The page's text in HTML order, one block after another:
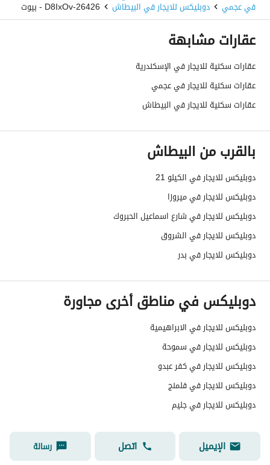
في عجمي دوبليكس للايجار في البيطاش 26426-D8IxOv - بيوت
عقارات مشابهة
عقارات سكنية للايجار في الإسكندرية
عقارات سكنية للايجار في عجمي
عقارات سكنية للايجار في البيطاش
بالقرب من البيطاش
دوبليكس للايجار في الكيلو 21
دوبليكس للايجار في ميروزا
دوبليكس للايجار في شارع اسماعيل الحبروك
دوبليكس للايجار في الشروق
دوبليكس للايجار في بدر
دوبليكس في مناطق أخرى مجاورة
دوبليكس للايجار في الابراهيمية
دوبليكس للايجار في سموحة
دوبليكس للايجار في كفر عبدو
دوبليكس للايجار في فلمنج
دوبليكس للايجار في جليم
الإيميل اتصل رسالة